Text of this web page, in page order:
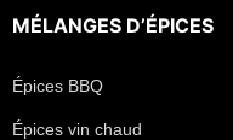
MÉLANGES D’ÉPICES
Épices BBQ
Épices vin chaud